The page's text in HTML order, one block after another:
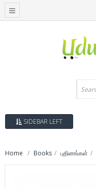
SIDEBAR LEFT
Home Books புதினங்கள்